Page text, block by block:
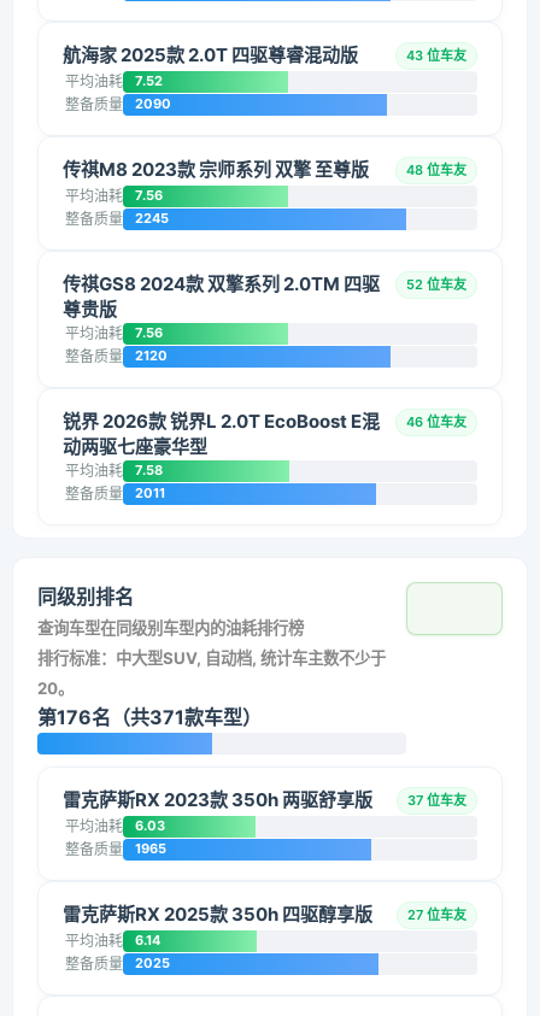
航海家 2025款 2.0T 四驱尊睿混动版 43 位车友
平均油耗 7.52
整备质量 2090
传祺M8 2023款 宗师系列 双擎 至尊版 48 位车友
平均油耗 7.56
整备质量 2245
传祺GS8 2024款 双擎系列 2.0TM 四驱
尊贵版
52 位车友
平均油耗 7.56
整备质量 2120
锐界 2026款 锐界L 2.0T EcoBoost E混
动两驱七座豪华型
46 位车友
平均油耗 7.58
整备质量 2011
同级别排名
查询车型在同级别车型内的油耗排行榜
排行标准：中大型SUV, 自动档, 统计车主数不少于
20。
第176名（共371款车型）
雷克萨斯RX 2023款 350h 两驱舒享版 37 位车友
平均油耗 6.03
整备质量 1965
雷克萨斯RX 2025款 350h 四驱醇享版 27 位车友
平均油耗 6.14
整备质量 2025